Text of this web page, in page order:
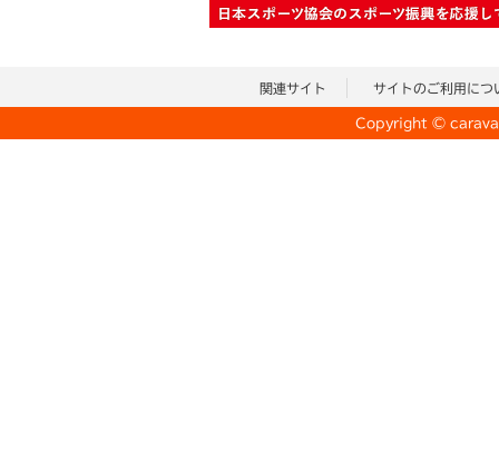
関連サイト サイトのご利用につ
Copyright ©